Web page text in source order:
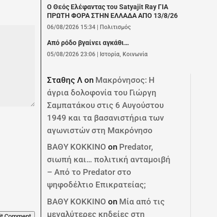
Ο Θεός Ελέφαντας του Satyajit Ray ΓΙΑ
ΠΡΩΤΗ ΦΟΡΑ ΣΤΗΝ ΕΛΛΑΔΑ ΑΠΟ 13/8/26
06/08/2026 15:34 Πολιτισμός
Από ρόδο βγαίνει αγκάθι…
05/08/2026 23:06 | Ιστορία Κοινωνία
Σταθης Λ on Μακρόνησος: Η
άγρια δολοφονία του Γιώργη
Σαμπατάκου στις 6 Αυγούστου
1949 και τα βασανιστήρια των
αγωνιστών στη Μακρόνησο
ΒΑΘΥ ΚΟΚΚΙΝΟ on Predator,
σιωπή και… πολιτική ανταμοιβή
– Από το Predator στο
ψηφοδέλτιο Επικρατείας;
ΒΑΘΥ ΚΟΚΚΙΝΟ on Μία από τις
μεγαλύτερες κηδείες στη